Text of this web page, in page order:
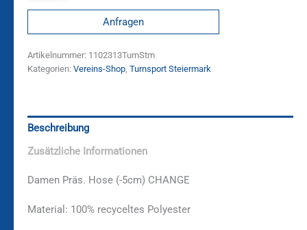
Anfragen
Artikelnummer: 1102313TurnStm
Kategorien: Vereins-Shop Turnsport Steiermark
Beschreibung
Zusätzliche Informationen
Damen Präs. Hose (-5cm) CHANGE
Material: 100% recyceltes Polyester